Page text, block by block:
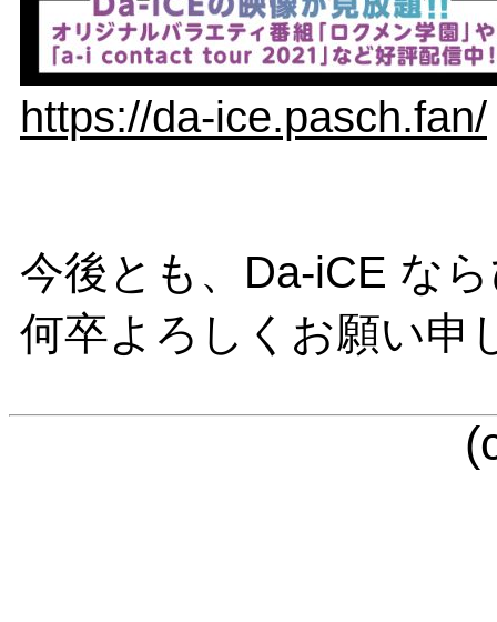
https://da-ice.pasch.fan/
今後とも、Da-iCE な
何卒よろしくお願い申